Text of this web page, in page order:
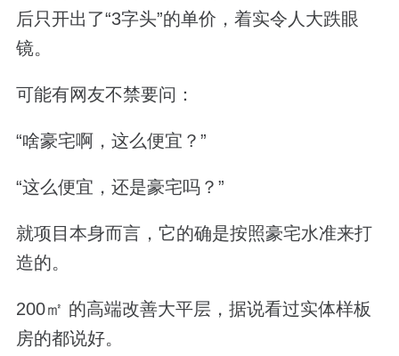
后只开出了“3字头”的单价，着实令人大跌眼
镜。
可能有网友不禁要问：
“啥豪宅啊，这么便宜？”
“这么便宜，还是豪宅吗？”
就项目本身而言，它的确是按照豪宅水准来打
造的。
200㎡ 的高端改善大平层，据说看过实体样板
房的都说好。